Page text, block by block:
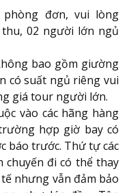
đơn, vui lòng
02 người lớn ngủ
bao gồm giường
có suất ngủ riêng vui
giá tour người lớn.
vào các hãng hàng
hợp giờ bay có
báo trước. Thứ tự các
chuyến đi có thể thay
nhưng vẫn đảm bảo